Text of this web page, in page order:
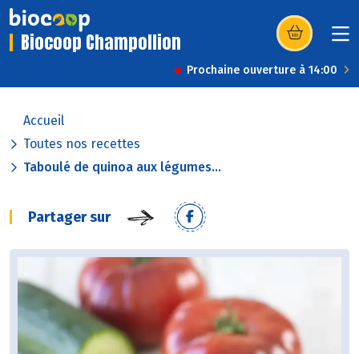
Biocoop Champollion (s’ouvre dans
Prochaine ouverture à 14:00
Accueil
Toutes nos recettes
Taboulé de quinoa aux légumes...
Partager sur